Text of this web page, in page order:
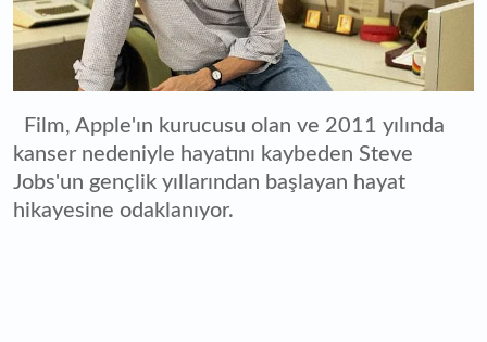
Film, Apple'ın kurucusu olan ve 2011 yılında
kanser nedeniyle hayatını kaybeden Steve
Jobs'un gençlik yıllarından başlayan hayat
hikayesine odaklanıyor.